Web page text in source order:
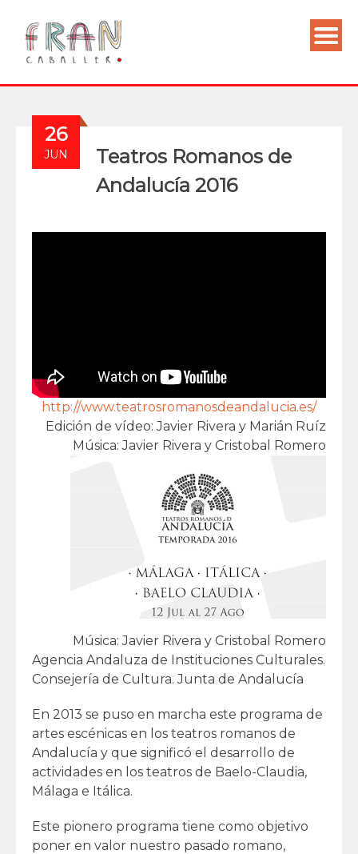
26
JUN
Teatros Romanos de
Andalucía 2016
http://www.teatrosromanosdeandalucia.es/
Edición de vídeo: Javier Rivera y Marián Ruíz
Música: Javier Rivera y Cristobal Romero
Música: Javier Rivera y Cristobal Romero
Agencia Andaluza de Instituciones Culturales.
Consejería de Cultura. Junta de Andalucía
En 2013 se puso en marcha este programa de
artes escénicas en los teatros romanos de
Andalucía y que significó el desarrollo de
actividades en los teatros de Baelo-Claudia,
Málaga e Itálica.
Este pionero programa tiene como objetivo
poner en valor nuestro pasado romano,